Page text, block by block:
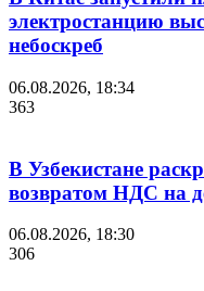
электростанцию
небоскреб
06.08.2026, 18:34
363
В Узбекистане
возвратом НДС на
06.08.2026, 18:30
306